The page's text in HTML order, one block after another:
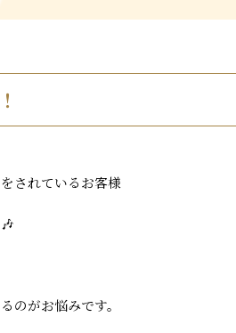
されているお客様
のがお悩みです。